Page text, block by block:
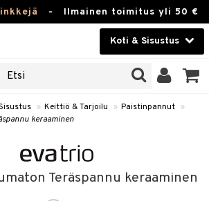
- Ilmainen toimitus yli 50 €
Koti & Sisustus
» Keittiö & Tarjoilu » Paistinpannut »
keraaminen
Teräspannu keraaminen